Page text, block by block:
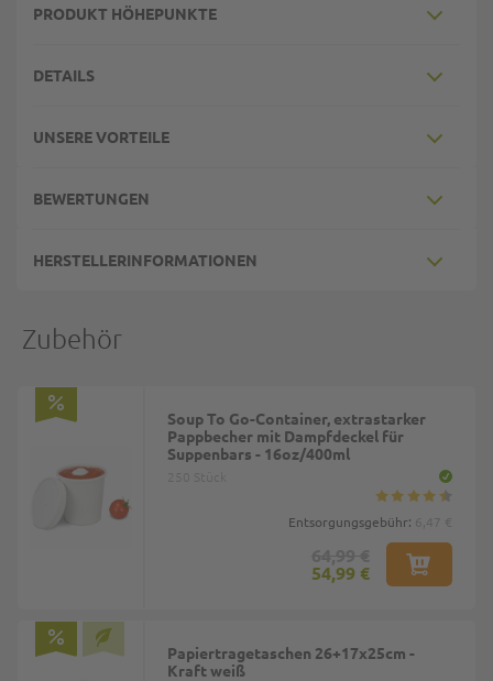
PRODUKT HÖHEPUNKTE
DETAILS
UNSERE VORTEILE
BEWERTUNGEN
HERSTELLERINFORMATIONEN
Zubehör
Soup To Go-Container, extrastarker
Pappbecher mit Dampfdeckel für
Suppenbars - 16oz/400ml
Entsorgungsgebühr:
54,99 €
Papiertragetaschen 26+17x25cm -
Kraft weiß